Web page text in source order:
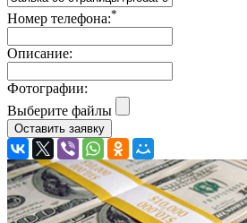
Номер телефона:*
Описание:
Фотографии:
Выберите файлы